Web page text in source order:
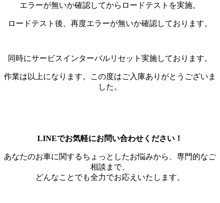
エラーが無いか確認してからロードテストを実施。
ロードテスト後、再度エラーが無いか確認しております。
同時にサービスインターバルリセット実施しております。
作業は以上になります。この度はご入庫ありがとうございま
した。
LINEでお気軽にお問い合わせください！
あなたのお車に関するちょっとしたお悩みから、専門的なご
相談まで、
どんなことでも全力でお応えいたします。